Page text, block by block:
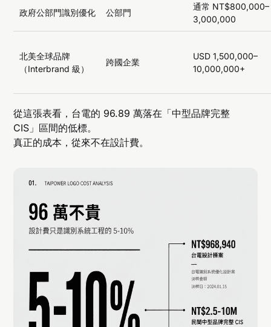
政府公部門識別優化 公部門
通常 NT$800,000–
3,000,000
北美全球品牌
（Interbrand 級）
跨國企業
USD 1,500,000–
10,000,000+
從這張表看，台電的 96.89 萬落在「中型品牌完整
CIS」區間的低標。
真正的成本，從來不在設計費。